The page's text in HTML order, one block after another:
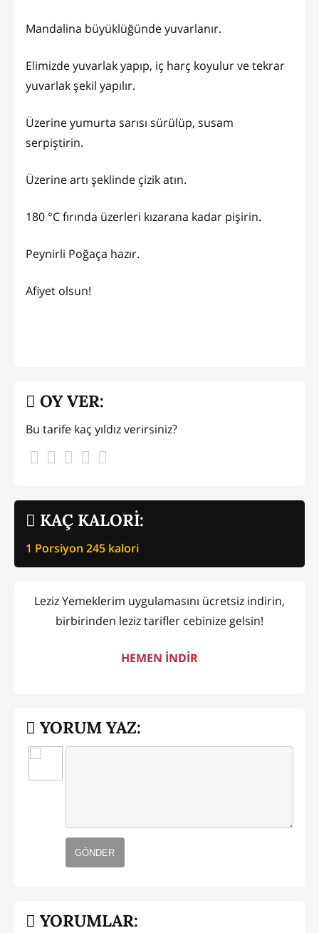
Mandalina büyüklüğünde yuvarlanır.
Elimizde yuvarlak yapıp, iç harç koyulur ve tekrar
yuvarlak şekil yapılır.
Üzerine yumurta sarısı sürülüp, susam
serpiştirin.
Üzerine artı şeklinde çizik atın.
180 °C fırında üzerleri kızarana kadar pişirin.
Peynirli Poğaça hazır.
Afiyet olsun!
KAÇ KALORİ:
1 Porsiyon 245 kalori
OY VER:
Bu tarife kaç yıldız verirsiniz?
Leziz Yemeklerim uygulamasını ücretsiz indirin,
birbirinden leziz tarifler cebinize gelsin!
HEMEN İNDİR
YORUM YAZ:
GÖNDER
YORUMLAR: